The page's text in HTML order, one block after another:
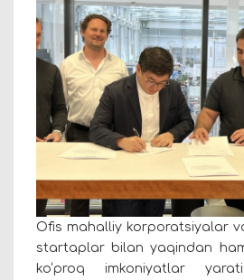
Ofis mahalliy korporatsiyalar
startaplar bilan yaqindan
ko‘proq imkoniyatlar